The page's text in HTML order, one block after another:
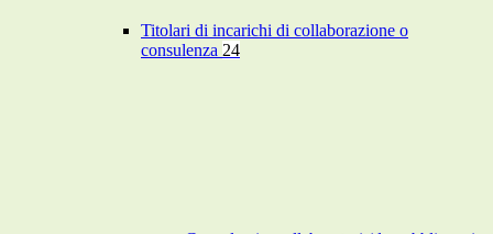
Titolari di incarichi di collaborazione o
consulenza 24